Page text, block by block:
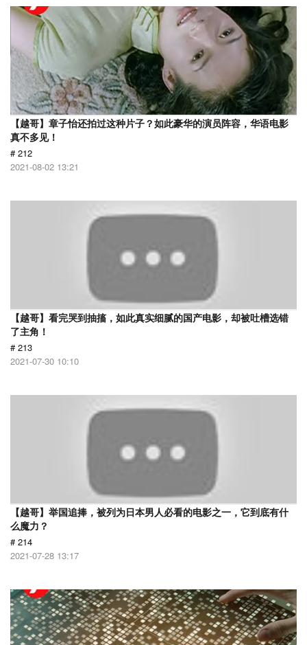
【越哥】章子怡还拍过这种片子？如此豪华的演员阵容，华语电影
真不多见！
# 212
2021-08-02 13:21
【越哥】看完哭到抽搐，如此真实细腻的国产电影，却被吐槽选错
了主角！
# 213
2021-07-30 10:10
【越哥】举国追捧，被列为日本男人必看的电影之一，它到底有什
么魔力？
# 214
2021-07-28 13:17